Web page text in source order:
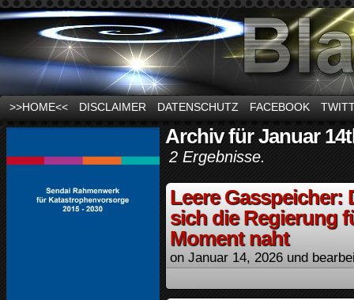
News und Infos zum Thema Stromausfall
>>HOME<< DISCLAIMER DATENSCHUTZ FACEBOOK
Archiv für Januar
2 Ergebnisse.
Leere Gasspeicher:
sich die Regierung
Moment naht
on Januar 14, 2026 und